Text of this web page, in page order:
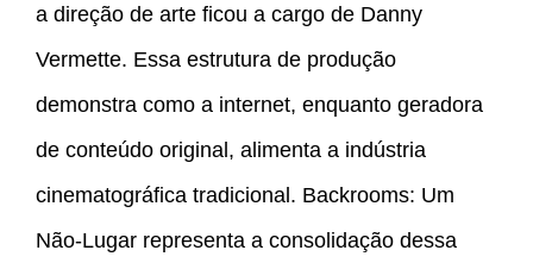
a direção de arte ficou a cargo de Danny
Vermette. Essa estrutura de produção
demonstra como a internet, enquanto geradora
de conteúdo original, alimenta a indústria
cinematográfica tradicional. Backrooms: Um
Não-Lugar representa a consolidação dessa